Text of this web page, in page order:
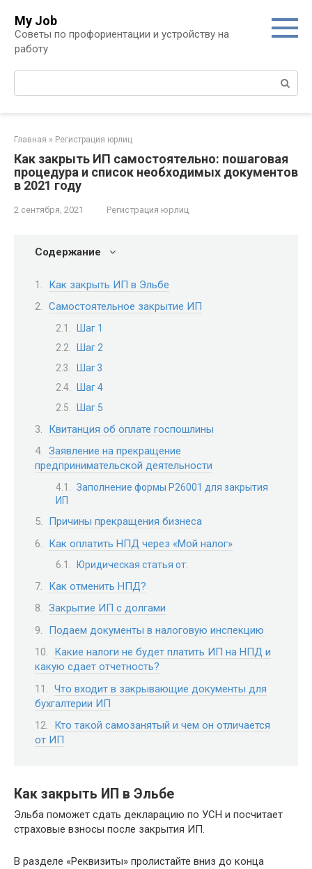
контенту
My Job
Советы по профориентации и устройству на
работу
Главная » Регистрация юрлиц
Как закрыть ИП самостоятельно: пошаговая
процедура и список необходимых документов
в 2021 году
2 сентября, 2021 Регистрация юрлиц
Содержание
Как закрыть ИП в Эльбе
Самостоятельное закрытие ИП
Шаг 1
Шаг 2
Шаг 3
Шаг 4
Шаг 5
Квитанция об оплате госпошлины
Заявление на прекращение
предпринимательской деятельности
Заполнение формы Р26001 для закрытия
ИП
Причины прекращения бизнеса
Как оплатить НПД через «Мой налог»
Юридическая статья от:
Как отменить НПД?
Закрытие ИП с долгами
Подаем документы в налоговую инспекцию
Какие налоги не будет платить ИП на НПД и
какую сдает отчетность?
Что входит в закрывающие документы для
бухгалтерии ИП
Кто такой самозанятый и чем он отличается
от ИП
Как закрыть ИП в Эльбе
Эльба поможет сдать декларацию по УСН и посчитает
страховые взносы после закрытия ИП.
В разделе «Реквизиты» пролистайте вниз до конца